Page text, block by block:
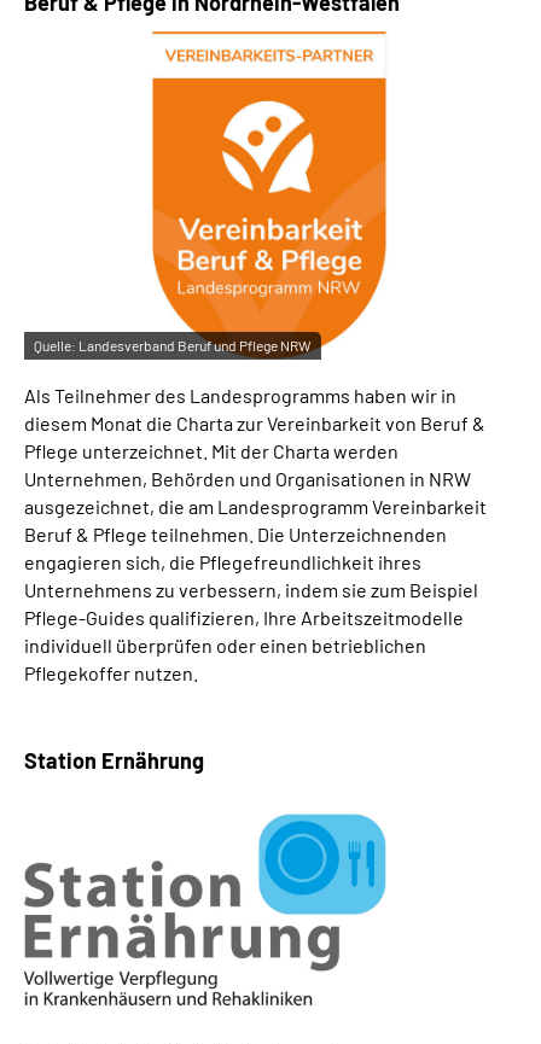
Quelle: Landesverband Beruf und Pflege NRW
Als Teilnehmer des Landesprogramms haben wir in
diesem Monat die Charta zur Vereinbarkeit von Beruf &
Pflege unterzeichnet. Mit der Charta werden
Unternehmen, Behörden und Organisationen in NRW
ausgezeichnet, die am Landesprogramm Vereinbarkeit
Beruf & Pflege teilnehmen. Die Unterzeichnenden
engagieren sich, die Pflegefreundlichkeit ihres
Unternehmens zu verbessern, indem sie zum Beispiel
Pflege-Guides qualifizieren, Ihre Arbeitszeitmodelle
individuell überprüfen oder einen betrieblichen
Pflegekoffer nutzen.
Station Ernährung